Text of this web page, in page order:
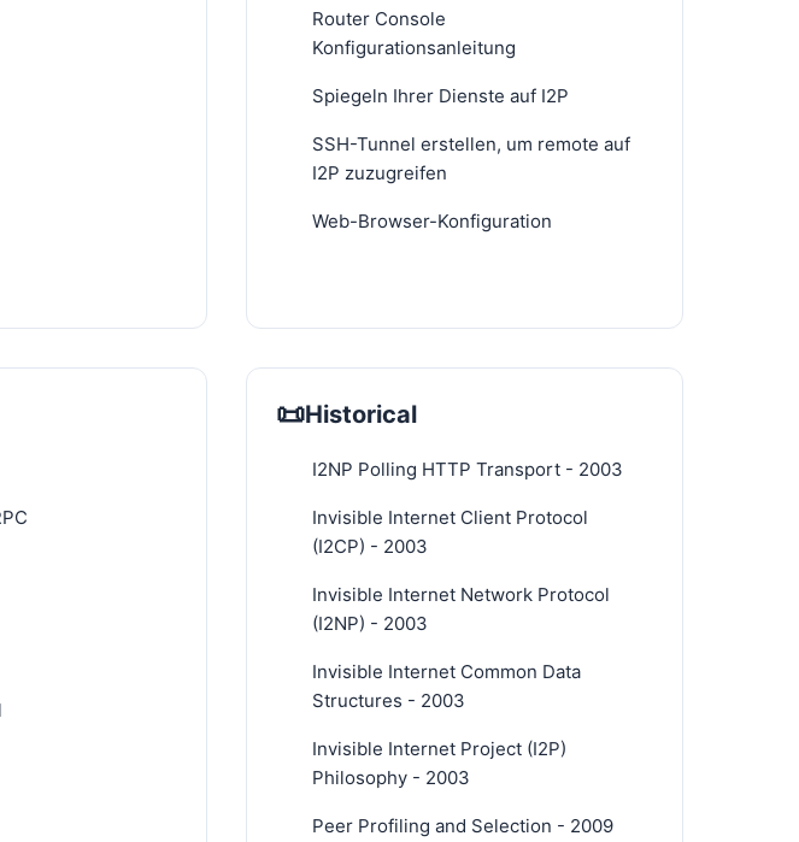
Router Console
Konfigurationsanleitung
Spiegeln Ihrer Dienste auf I2P
SSH-Tunnel erstellen, um remote auf
I2P zuzugreifen
Web-Browser-Konfiguration
📜Historical
I2NP Polling HTTP Transport - 2003
Invisible Internet Client Protocol
(I2CP) - 2003
Invisible Internet Network Protocol
(I2NP) - 2003
Invisible Internet Common Data
Structures - 2003
Invisible Internet Project (I2P)
Philosophy - 2003
Peer Profiling and Selection - 2009